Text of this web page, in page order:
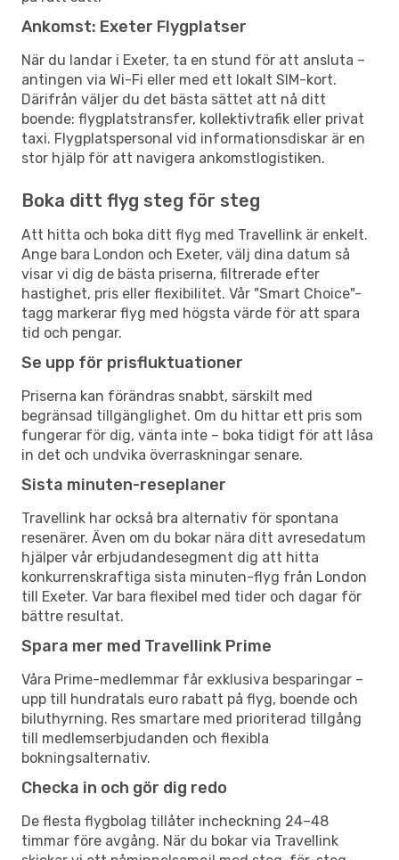
Ankomst: Exeter Flygplatser
När du landar i Exeter, ta en stund för att ansluta –
antingen via Wi-Fi eller med ett lokalt SIM-kort.
Därifrån väljer du det bästa sättet att nå ditt
boende: flygplatstransfer, kollektivtrafik eller privat
taxi. Flygplatspersonal vid informationsdiskar är en
stor hjälp för att navigera ankomstlogistiken.
Boka ditt flyg steg för steg
Att hitta och boka ditt flyg med Travellink är enkelt.
Ange bara London och Exeter, välj dina datum så
visar vi dig de bästa priserna, filtrerade efter
hastighet, pris eller flexibilitet. Vår "Smart Choice"-
tagg markerar flyg med högsta värde för att spara
tid och pengar.
Se upp för prisfluktuationer
Priserna kan förändras snabbt, särskilt med
begränsad tillgänglighet. Om du hittar ett pris som
fungerar för dig, vänta inte – boka tidigt för att låsa
in det och undvika överraskningar senare.
Sista minuten-reseplaner
Travellink har också bra alternativ för spontana
resenärer. Även om du bokar nära ditt avresedatum
hjälper vår erbjudandesegment dig att hitta
konkurrenskraftiga sista minuten-flyg från London
till Exeter. Var bara flexibel med tider och dagar för
bättre resultat.
Spara mer med Travellink Prime
Våra Prime-medlemmar får exklusiva besparingar –
upp till hundratals euro rabatt på flyg, boende och
biluthyrning. Res smartare med prioriterad tillgång
till medlemserbjudanden och flexibla
bokningsalternativ.
Checka in och gör dig redo
De flesta flygbolag tillåter incheckning 24–48
timmar före avgång. När du bokar via Travellink